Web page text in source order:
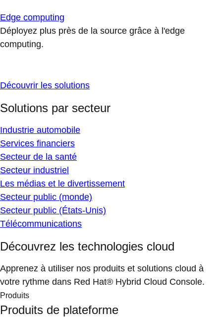
Edge computing
Déployez plus près de la source grâce à l'edge
computing.
Découvrir les solutions
Solutions par secteur
Industrie automobile
Services financiers
Secteur de la santé
Secteur industriel
Les médias et le divertissement
Secteur public (monde)
Secteur public (États-Unis)
Télécommunications
Découvrez les technologies cloud
Apprenez à utiliser nos produits et solutions cloud à
votre rythme dans Red Hat® Hybrid Cloud Console.
Produits
Produits de plateforme